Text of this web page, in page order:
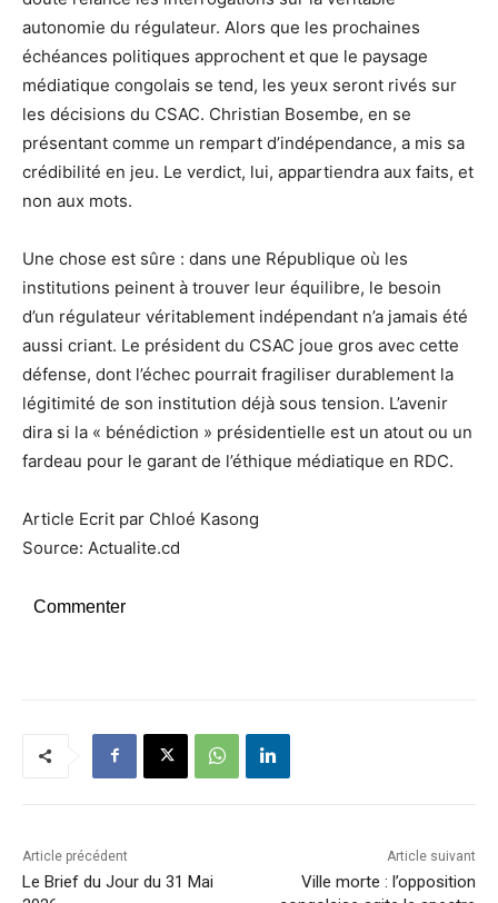
autonomie du régulateur. Alors que les prochaines
échéances politiques approchent et que le paysage
médiatique congolais se tend, les yeux seront rivés sur
les décisions du CSAC. Christian Bosembe, en se
présentant comme un rempart d’indépendance, a mis sa
crédibilité en jeu. Le verdict, lui, appartiendra aux faits, et
non aux mots.
Une chose est sûre : dans une République où les
institutions peinent à trouver leur équilibre, le besoin
d’un régulateur véritablement indépendant n’a jamais été
aussi criant. Le président du CSAC joue gros avec cette
défense, dont l’échec pourrait fragiliser durablement la
légitimité de son institution déjà sous tension. L’avenir
dira si la « bénédiction » présidentielle est un atout ou un
fardeau pour le garant de l’éthique médiatique en RDC.
Article Ecrit par Chloé Kasong
Source: Actualite.cd
Commenter
Article précédent
Le Brief du Jour du 31 Mai
Article suivant
Ville morte : l’opposition